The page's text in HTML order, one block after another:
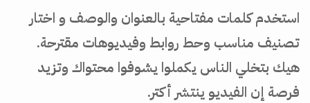
استخدم كلمات مفتاحية بالعنوان والوصف و اختار
تصنيف مناسب وحط روابط وفيديوهات مقترحة.
هيك بتخلي الناس يكملوا يشوفوا محتواك وتزيد
فرصة إن الفيديو ينتشر أكتر.